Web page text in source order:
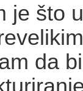
je što
da